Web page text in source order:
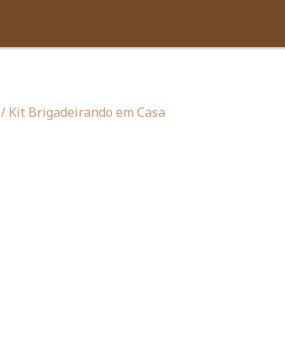
/ Kit Brigadeirando em Casa